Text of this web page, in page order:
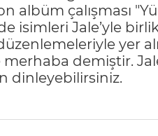
albüm çalışması
isimleri Jale’yle
yer
demiştir. Jale
dinleyebilirsiniz.